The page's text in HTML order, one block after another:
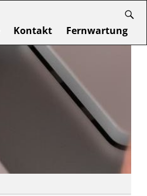
Kontakt Fernwartung